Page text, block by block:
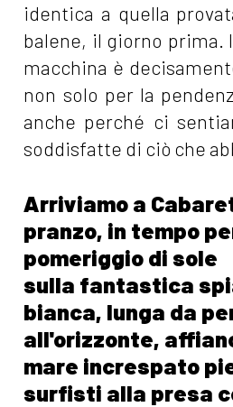
identica a quella
balene, il giorno prima.
macchina è
non solo per la
anche perché ci
soddisfatte di ciò che
Arriviamo a
pranzo, in tempo
pomeriggio di sole
sulla fantastica
bianca, lunga da
all'orizzonte,
mare increspato
surfisti alla presa